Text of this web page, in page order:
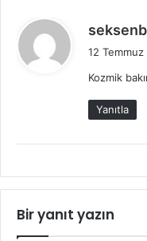
12
Kozmik
Yanıtla
Bir yanıt yazın